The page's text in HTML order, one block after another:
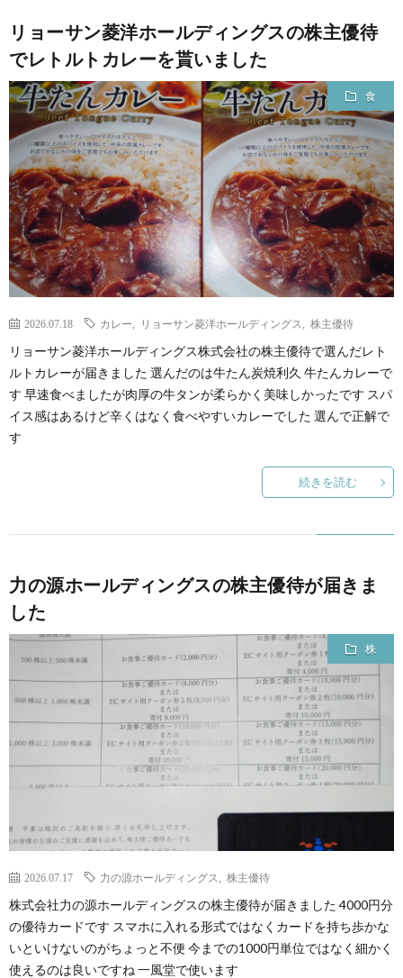
リョーサン菱洋ホールディングスの株主優待
でレトルトカレーを貰いました
食
2026.07.18 カレー リョーサン菱洋ホールディングス 株主優待
リョーサン菱洋ホールディングス株式会社の株主優待で選んだレト
ルトカレーが届きました 選んだのは牛たん炭焼利久 牛たんカレーで
す 早速食べましたが肉厚の牛タンが柔らかく美味しかったです スパ
イス感はあるけど辛くはなく食べやすいカレーでした 選んで正解で
す
続きを読む
力の源ホールディングスの株主優待が届きま
した
株
2026.07.17 力の源ホールディングス 株主優待
株式会社力の源ホールディングスの株主優待が届きました 4000円分
の優待カードです スマホに入れる形式ではなくカードを持ち歩かな
いといけないのがちょっと不便 今までの1000円単位ではなく細かく
使えるのは良いですね 一風堂で使います